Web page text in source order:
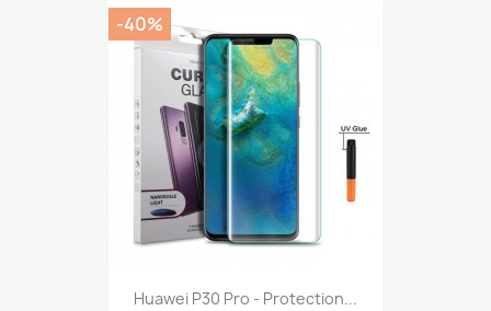
Huawei P30 Pro - Protection...
-40%